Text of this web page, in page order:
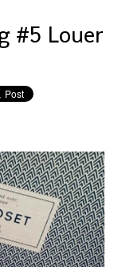
#5 Louer